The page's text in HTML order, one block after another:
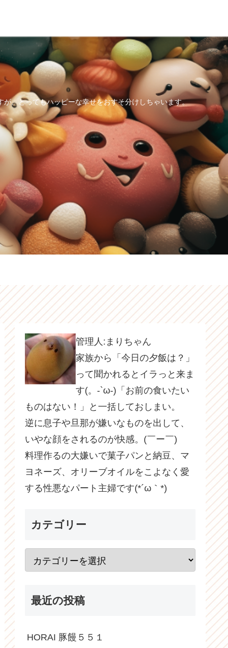
、とってもハッピーな幸せをおすそ分けしちゃいます。
管理人:まりちゃん
家族から「今日の夕飯は？」
って聞かれるとイラっと来ま
す(。-`ω-)「お前の食いたい
ものはない！」と一括しておしまい。
逆に息子や旦那が嫌いなものを出して、
いやな顔をされるのが快感。(￣ー￣)
料理作るの大嫌いで菓子パンと納豆、マ
ヨネーズ、オリーブオイルをこよなく愛
する性悪なパート主婦です(*´ω｀*)
カテゴリー
最近の投稿
HORAI 豚饅５５１